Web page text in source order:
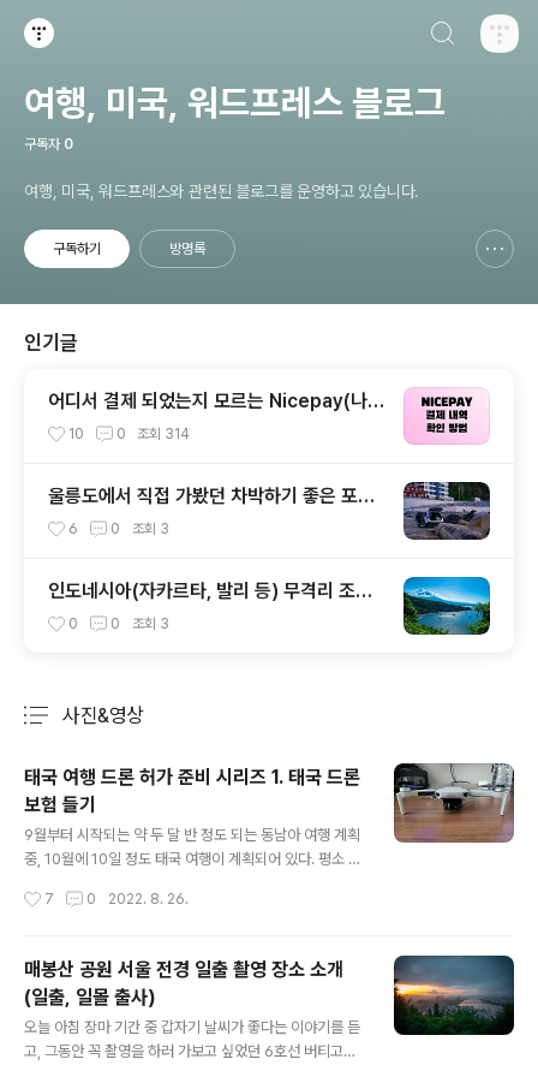
여행, 미국, 워드프레스 블로그
구독자 0
여행, 미국, 워드프레스와 관련된 블로그를 운영하고 있습니다.
구독하기 방명록
인기글
어디서 결제 되었는지 모르는 Nicepay(나이
스페이) 내역 확인하는 방법
10 0 조회 314
울릉도에서 직접 가봤던 차박하기 좋은 포인
트 6곳 추천
6 0 조회 3
인도네시아(자카르타, 발리 등) 무격리 조건
및 입국 시 필요한 서류 정리(20220706
0 0 조회 3
사진&영상
태국 여행 드론 허가 준비 시리즈 1. 태국 드론
보험 들기
9월부터 시작되는 약 두 달 반 정도 되는 동남아 여행 계획
중, 10월에 10일 정도 태국 여행이 계획되어 있다. 평소 사
가능하면 많은 사진과 영상을 찍어오려고 많은 리서치와
야기가 있어서 드론 허가를 준비하게 되었다. 태국에서 드
론 날리는 것은 해외 사이트를 찾아봐도 이슈가 많은데, 어
떤 외국인들은 공항에서 드론을 들어갈 시, 세관에 따라서
허가증이 없으면 드론은 몰수하기도 한다는 등의 이야기도
7 0 2022. 8. 26.
매봉산 공원 서울 전경 일출 촬영 장소 소개
(일출, 일몰 출사)
오늘 아침 장마 기간 중 갑자기 날씨가 좋다는 이야기를 듣
고, 그동안 꼭 촬영을 하러 가보고 싶었던 6호선 버티고개